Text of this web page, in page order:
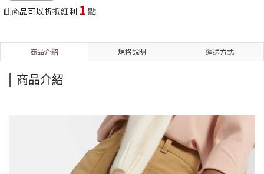
此商品可以折抵紅利 1 點
商品介紹 規格說明 運送方式
商品介紹